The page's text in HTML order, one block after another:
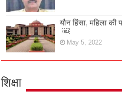
यौन हिंसा, महिला
￼
May 5, 2022
शिक्षा